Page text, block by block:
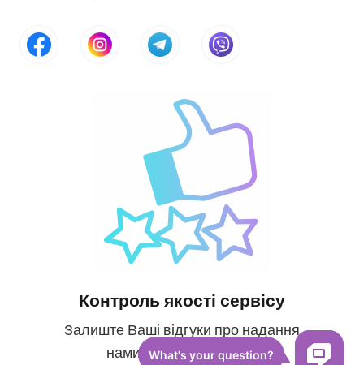
Контроль якості сервісу
Залиште Ваші відгуки про надання
нами медичних послуг